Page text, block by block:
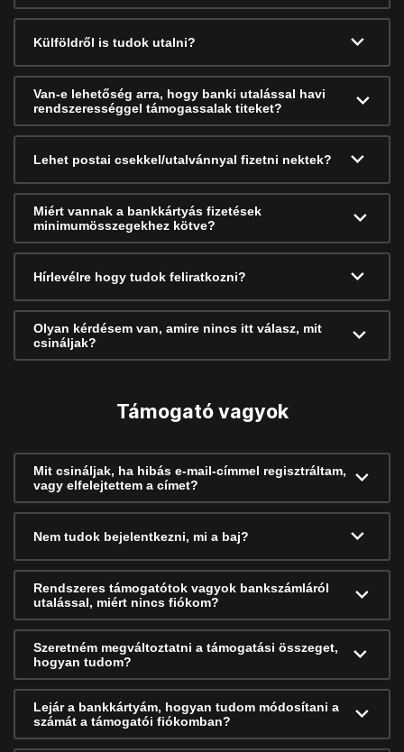
Külföldről is tudok utalni?
Van-e lehetőség arra, hogy banki utalással havi
rendszerességgel támogassalak titeket?
Lehet postai csekkel/utalvánnyal fizetni nektek?
Miért vannak a bankkártyás fizetések
minimumösszegekhez kötve?
Hírlevélre hogy tudok feliratkozni?
Olyan kérdésem van, amire nincs itt válasz, mit
csináljak?
Támogató vagyok
Mit csináljak, ha hibás e-mail-címmel regisztráltam,
vagy elfelejtettem a címet?
Nem tudok bejelentkezni, mi a baj?
Rendszeres támogatótok vagyok bankszámláról
utalással, miért nincs fiókom?
Szeretném megváltoztatni a támogatási összeget,
hogyan tudom?
Lejár a bankkártyám, hogyan tudom módosítani a
számát a támogatói fiókomban?